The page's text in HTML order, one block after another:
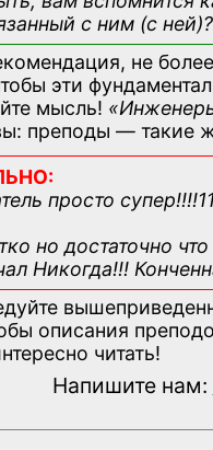
с ним (с ней)?
не
эти
мысль!
преподы — такие
просто
но достаточно
Никогда!!!
описания
читать!
Напишите нам: